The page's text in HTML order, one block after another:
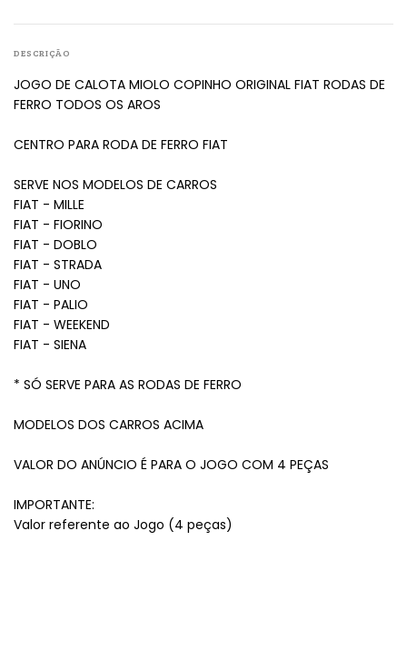
DESCRIÇÃO
JOGO DE CALOTA MIOLO COPINHO ORIGINAL FIAT RODAS DE
FERRO TODOS OS AROS
CENTRO PARA RODA DE FERRO FIAT
SERVE NOS MODELOS DE CARROS
FIAT - MILLE
FIAT - FIORINO
FIAT - DOBLO
FIAT - STRADA
FIAT - UNO
FIAT - PALIO
FIAT - WEEKEND
FIAT - SIENA
* SÓ SERVE PARA AS RODAS DE FERRO
MODELOS DOS CARROS ACIMA
VALOR DO ANÚNCIO É PARA O JOGO COM 4 PEÇAS
IMPORTANTE:
Valor referente ao Jogo (4 peças)